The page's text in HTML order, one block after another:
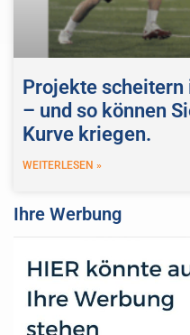
Projekte scheitern
– und so können
Kurve kriegen.
WEITERLESEN »
Ihre Werbung